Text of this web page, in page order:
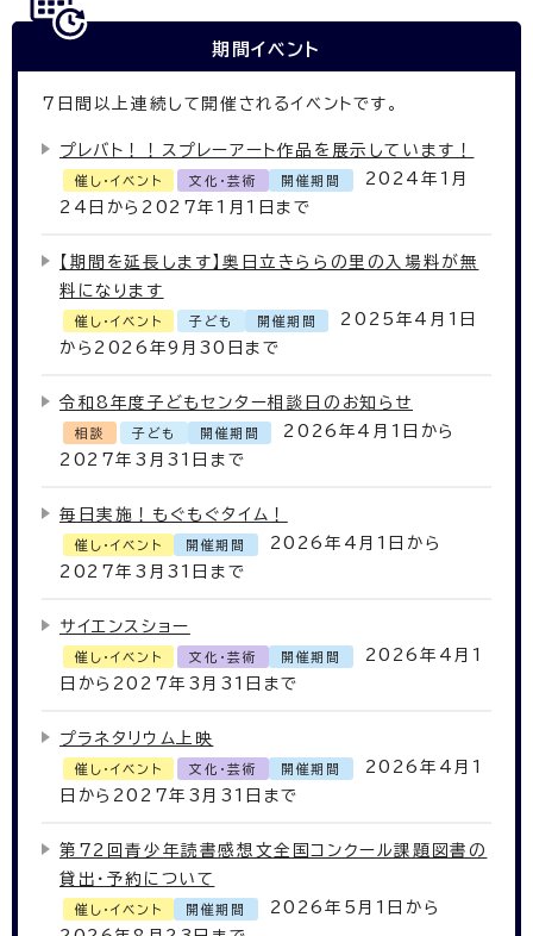
期間イベント
7 日間以上連続して開催されるイベントです。
プレバト！！スプレーアート作品を展示しています！
催し・イベント 文化・芸術 開催期間
2024年1月
24日から2027年1月1日まで
【期間を延長します】奥日立きららの里の入場料が無
料になります
催し・イベント 子ども 開催期間
2025年4月1日
から2026年9月30日まで
令和8年度子どもセンター相談日のお知らせ
相談 子ども 開催期間
2026年4月1日から
2027年3月31日まで
毎日実施！もぐもぐタイム！
催し・イベント 開催期間
2026年4月1日から
2027年3月31日まで
サイエンスショー
催し・イベント 文化・芸術 開催期間
2026年4月1
日から2027年3月31日まで
プラネタリウム上映
催し・イベント 文化・芸術 開催期間
2026年4月1
日から2027年3月31日まで
第72回青少年読書感想文全国コンクール課題図書の
貸出・予約について
催し・イベント 開催期間
2026年5月1日から